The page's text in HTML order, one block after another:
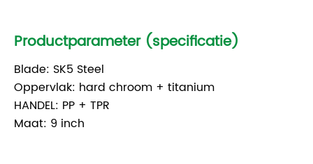
Productparameter (specificatie)
Blade: SK5 Steel
Oppervlak: hard chroom + titanium
HANDEL: PP + TPR
Maat: 9 inch